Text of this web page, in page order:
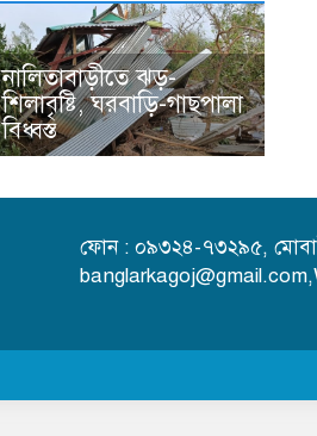
নালিতাবাড়ীতে ঝড়-
শিলাবৃষ্টি, ঘরবাড়ি-গাছপালা
বিধ্বস্ত
ফোন : ০৯৩২৪-৭৩২৯৫,
banglarkagoj@gmail.com